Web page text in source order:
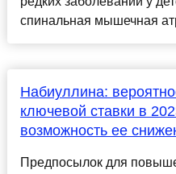
спинальная мышечная
Набиуллина:
ключевой ставки в
возможность ее
Предпосылок для